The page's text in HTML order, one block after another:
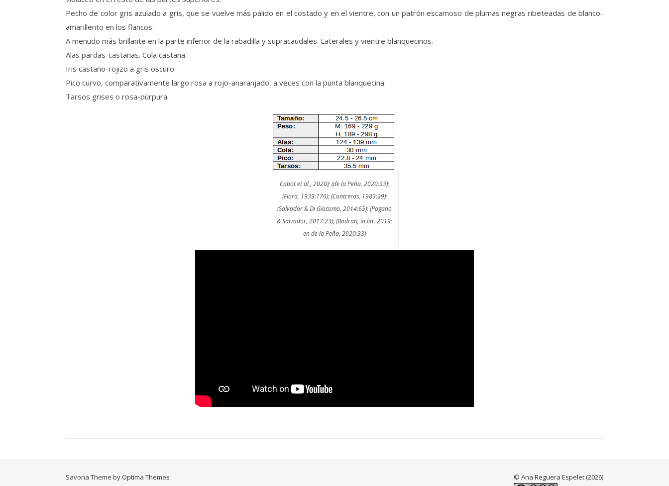
Pecho de color gris azulado a gris, que se vuelve más pálido en el costado y en el vientre, con un patrón escamoso de plumas negras ribeteadas de blanco-
amarillento en los flancos.
A menudo más brillante en la parte inferior de la rabadilla y supracaudales. Laterales y vientre blanquecinos.
Alas pardas-castañas. Cola castaña.
Iris castaño-rojizo a gris oscuro.
Pico curvo, comparativamente largo rosa a rojo-anaranjado, a veces con la punta blanquecina.
Tarsos grises o rosa-púrpura.
Cabot et al., 2020); (de la Peña, 2020:33);
(Fiora, 1933:176); (Contreras, 1983:39);
(Salvador & Di Giacomo, 2014:65); (Pagano
& Salvador, 2017:23); (Bodrati, in litt. 2019;
en de la Peña, 2020:33)
© Ana Reguera Espelet (2026)
Savona Theme by Optima Themes